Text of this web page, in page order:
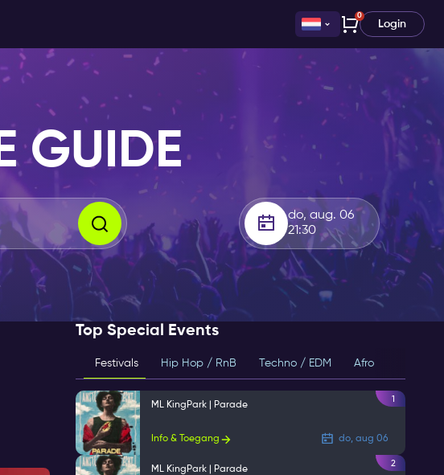
0
Login
GUIDE
do, aug. 06
21:30
Top Special Events
Festivals Hip Hop / RnB Techno / EDM Afro
ML KingPark | Parade
Info & Toegang do, aug 06
1
ML KingPark | Parade
2